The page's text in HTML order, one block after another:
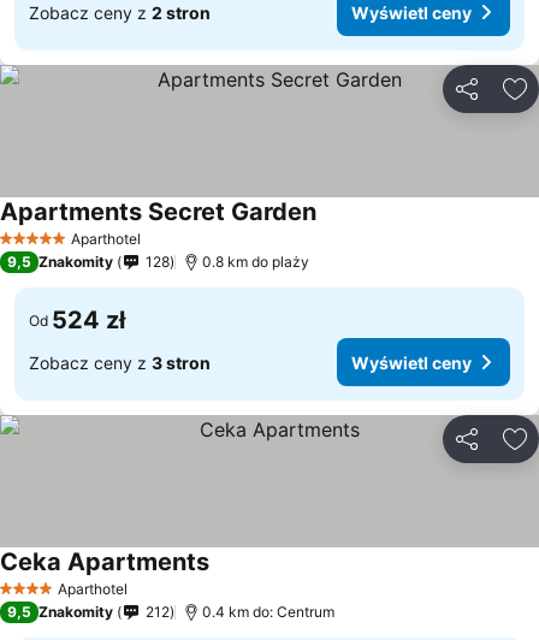
Zobacz ceny z 2 stron Wyświetl ceny
5 KategoriaAparthotel
Apartments Secret Garden
9,5 Znakomity 128 0.8 km do plaży
Od 524 zł
Zobacz ceny z 3 stron Wyświetl ceny
4 KategoriaAparthotel
Ceka Apartments
9,5 Znakomity 212 0.4 km do: Centrum